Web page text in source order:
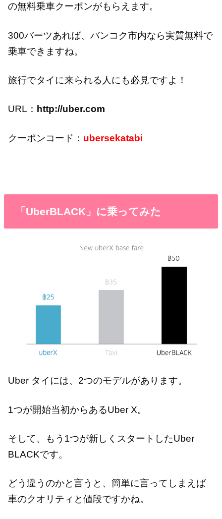
の無料乗車クーポンがもらえます。
300バーツあれば、バンコク市内なら実質無料で
乗車できますね。
旅行でタイに来られる人にも必見ですよ！
URL： http://uber.com
クーポンコード： ubersekatabi
「UberBLACK」に乗ってみた
Uber タイには、2つのモデルがあります。
1つが開始当初からあるUber X。
そして、もう1つが新しくスタートしたUber
BLACKです。
どう違うのかと言うと、簡単に言ってしまえば
車のクオリティと値段ですかね。